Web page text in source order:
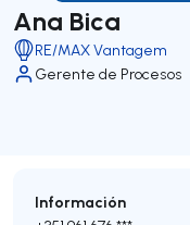
Ana Bica
RE/MAX Vantagem
Gerente de Procesos
Información